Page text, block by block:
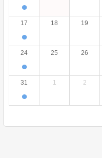
●
17
●
18 19
24
●
25 26
31
●
1 2